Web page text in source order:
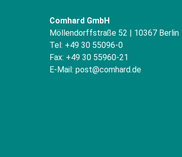
Comhard GmbH
Möllendorffstraße 52 | 10367 Berlin
Tel: +49 30 55096-0
Fax: +49 30 55960-21
E-Mail: post@comhard.de